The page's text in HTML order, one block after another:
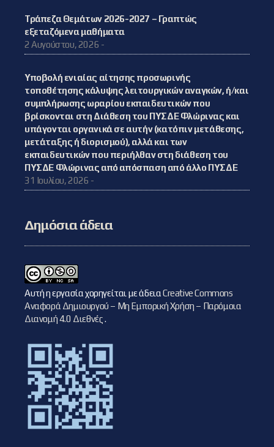
Τράπεζα Θεμάτων 2026-2027 – Γραπτώς
εξεταζόμενα μαθήματα
2 Αυγούστου, 2026 -
Υποβολή ενιαίας αίτησης προσωρινής
τοποθέτησης κάλυψης λειτουργικών αναγκών, ή/και
συμπλήρωσης ωραρίου εκπαιδευτικών που
βρίσκονται στη Διάθεση του ΠΥΣΔΕ Φλώρινας και
υπάγονται οργανικά σε αυτήν (κατόπιν μετάθεσης,
μετάταξης ή διορισμού), αλλά και των
εκπαιδευτικών που περιήλθαν στη διάθεση του
ΠΥΣΔΕ Φλώρινας από απόσπαση από άλλο ΠΥΣΔΕ
31 Ιουλίου, 2026 -
Δημόσια άδεια
Αυτή η εργασία χορηγείται με άδειαCreative Commons
Αναφορά Δημιουργού – Μη Εμπορική Χρήση – Παρόμοια
Διανομή 4.0 Διεθνές.